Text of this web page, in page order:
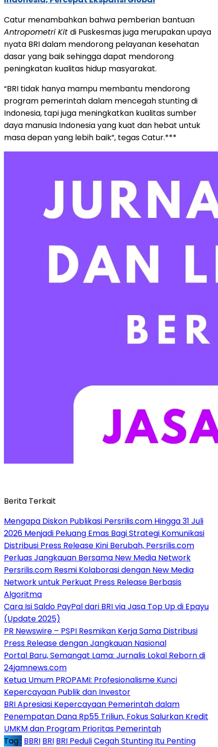
Catur menambahkan bahwa pemberian bantuan
Antropometri Kit di Puskesmas juga merupakan upaya
nyata BRI dalam mendorong pelayanan kesehatan
dasar yang baik sehingga dapat mendorong
peningkatan kualitas hidup masyarakat.
“BRI tidak hanya mampu membantu mendorong
program pemerintah dalam mencegah stunting di
Indonesia, tapi juga meningkatkan kualitas sumber
daya manusia Indonesia yang kuat dan hebat untuk
masa depan yang lebih baik”, tegas Catur.***
Berita Terkait
Mengapa Diskon Publikasi Persrilis.com Hingga 31 Juli
2026 Menjadi Peluang Emas Bagi Strategi Komunikasi
Distribusi Press Release Kini Berubah, Persrilis.com
Perluas Jangkauan Bersama New Media Network
Persrilis.com Resmi Kolaborasi dengan New Media
Network untuk Perkuat Press Release Berbasis
Algoritma
Cara Isi Saldo PayPal dari BRI via Jasa Top Up di Epayu
(Update 2025)
PR Newswire – PSPI Resmikan Kerja Sama Distribusi
Press Release dengan Jangkauan Nasional
Portal Baru, Semangat Lama: Jurnalis Lokal Reborn di
24jamnews.com
Ketua Umum PROPAMI: Profesionalisme Kunci
Kepercayaan Publik dan Investor
BRI Apresiasi Kepercayaan Pemerintah dalam
Penempatan Dana Rp55 Triliun, Fokus Salurkan Kredit
UMKM dan Program Prioritas Pemerintah
Tag : BBRI BRI BRI PeduliCegah Stunting Itu Penting